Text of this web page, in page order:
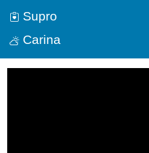
Supro
Carina